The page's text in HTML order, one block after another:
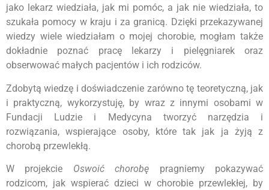
jako lekarz wiedziała, jak mi pomóc, a jak nie wiedziała, to
szukała pomocy w kraju i za granicą. Dzięki przekazywanej
wiedzy wiele wiedziałam o mojej chorobie, mogłam także
dokładnie poznać pracę lekarzy i pielęgniarek oraz
obserwować małych pacjentów i ich rodziców.
Zdobytą wiedzę i doświadczenie zarówno tę teoretyczną, jak
i praktyczną, wykorzystuję, by wraz z innymi osobami w
Fundacji Ludzie i Medycyna tworzyć narzędzia i
rozwiązania, wspierające osoby, które tak jak ja żyją z
chorobą przewlekłą.
W projekcie Oswoić chorobę pragniemy pokazywać
rodzicom, jak wspierać dzieci w chorobie przewlekłej, by